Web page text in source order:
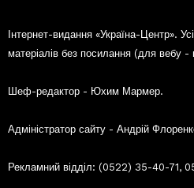
Інтернет-видання «Україна-Центр».
матеріалів без посилання (для вебу -
Шеф-редактор - Юхим Мармер.
Адміністратор сайту - Андрій
Рекламний відділ: (0522) 35-40-71,